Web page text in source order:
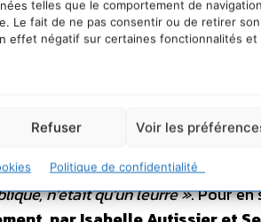
telles que le comportement de navigation
Le fait de ne pas consentir ou de retirer son
effet négatif sur certaines fonctionnalités et
Refuser Voir les
Politique de confidentialité
linéaires de l’Etat soient
Yves Cochet à l’AFP, une
naturel protégé. En revanche,
régional ou local.
A lire
? Un beau discours …Les
Sarkozy le 25 octobre
le constat est sans appel :
n’était qu’un leurre ». Pour en